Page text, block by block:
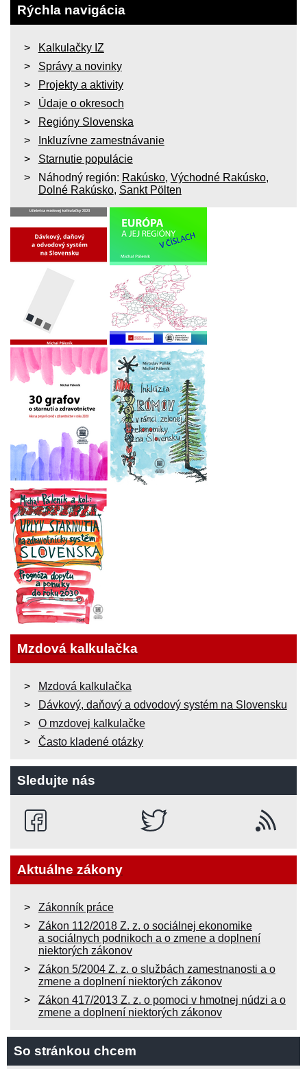
Rýchla navigácia
Kalkulačky IZ
Správy a novinky
Projekty a aktivity
Údaje o okresoch
Regióny Slovenska
Inkluzívne zamestnávanie
Starnutie populácie
Náhodný región: Rakúsko, Východné Rakúsko,
Dolné Rakúsko, Sankt Pölten
Mzdová kalkulačka
Mzdová kalkulačka
Dávkový, daňový a odvodový systém na Slovensku
O mzdovej kalkulačke
Často kladené otázky
Sledujte nás
Aktuálne zákony
Zákonník práce
Zákon 112/2018 Z. z. o sociálnej ekonomike
a sociálnych podnikoch a o zmene a doplnení
niektorých zákonov
Zákon 5/2004 Z. z. o službách zamestnanosti a o
zmene a doplnení niektorých zákonov
Zákon 417/2013 Z. z. o pomoci v hmotnej núdzi a o
zmene a doplnení niektorých zákonov
So stránkou chcem